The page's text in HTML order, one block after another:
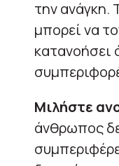
την ανάγκη.
μπορεί να
κατανοήσει
Μιλήστε
άνθρωπος